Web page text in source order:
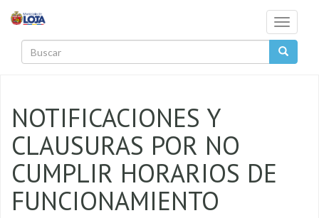
Toggle
NOTIFICACIONES Y
CLAUSURAS POR NO
CUMPLIR HORARIOS DE
FUNCIONAMIENTO